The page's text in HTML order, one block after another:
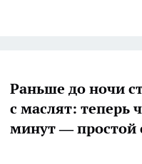
Раньше до ночи
с маслят: теперь
минут — простой